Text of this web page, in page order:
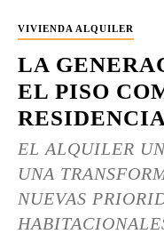
VIVIENDA ALQUILER
LA
EL PISO
EL ALQUILER
UNA
NUEVAS